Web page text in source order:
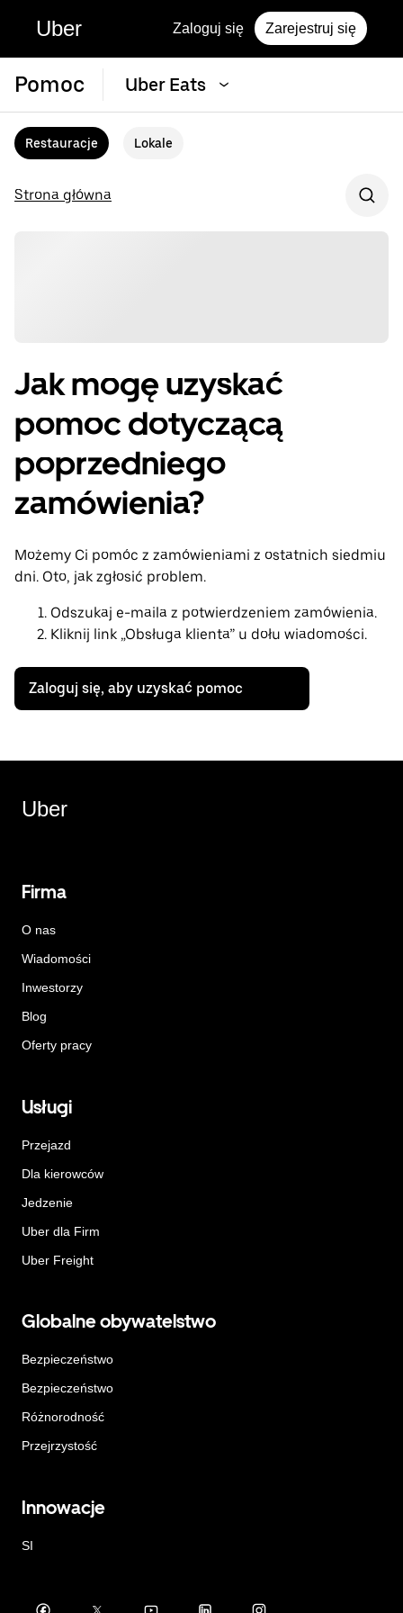
Uber Zaloguj się Zarejestruj się
Pomoc Uber Eats
Restauracje Lokale
Strona główna
Jak mogę uzyskać
pomoc dotyczącą
poprzedniego
zamówienia?
Możemy Ci pomóc z zamówieniami z ostatnich siedmiu
dni. Oto, jak zgłosić problem.
Odszukaj e-maila z potwierdzeniem zamówienia.
Kliknij link „Obsługa klienta” u dołu wiadomości.
Zaloguj się, aby uzyskać pomoc
Uber
Firma
O nas
Wiadomości
Inwestorzy
Blog
Oferty pracy
Usługi
Przejazd
Dla kierowców
Jedzenie
Uber dla Firm
Uber Freight
Globalne obywatelstwo
Bezpieczeństwo
Bezpieczeństwo
Różnorodność
Przejrzystość
Innowacje
SI